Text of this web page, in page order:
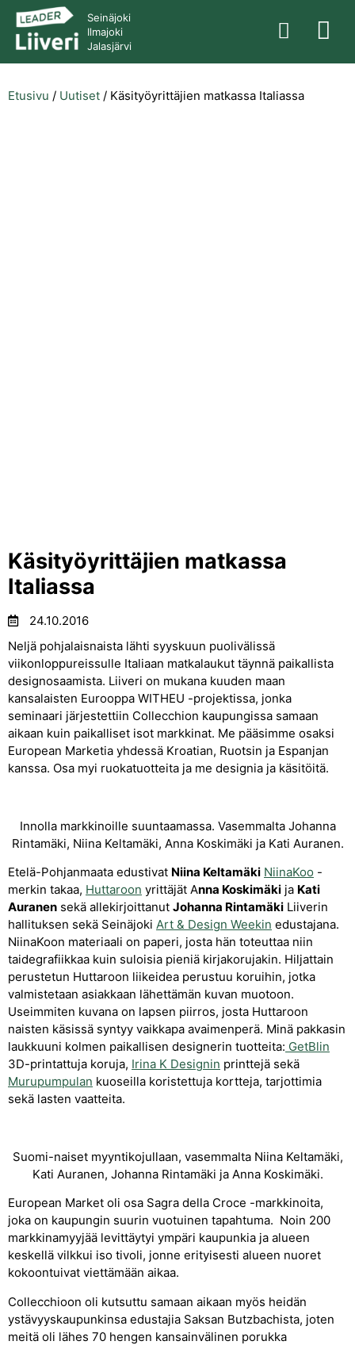
Seinäjoki
Ilmajoki
Jalasjärvi
Etusivu / Uutiset / Käsityöyrittäjien matkassa Italiassa
Käsityöyrittäjien matkassa
Italiassa
24.10.2016
Neljä pohjalaisnaista lähti syyskuun puolivälissä
viikonloppureissulle Italiaan matkalaukut täynnä paikallista
designosaamista. Liiveri on mukana kuuden maan
kansalaisten Eurooppa WITHEU -projektissa, jonka
seminaari järjestettiin Collecchion kaupungissa samaan
aikaan kuin paikalliset isot markkinat. Me pääsimme osaksi
European Marketia yhdessä Kroatian, Ruotsin ja Espanjan
kanssa. Osa myi ruokatuotteita ja me designia ja käsitöitä.
Innolla markkinoille suuntaamassa. Vasemmalta Johanna
Rintamäki, Niina Keltamäki, Anna Koskimäki ja Kati Auranen.
Etelä-Pohjanmaata edustivat Niina Keltamäki NiinaKoo -
merkin takaa, Huttaroon yrittäjät Anna Koskimäki ja Kati
Auranen sekä allekirjoittanut Johanna Rintamäki Liiverin
hallituksen sekä Seinäjoki Art & Design Weekin edustajana.
NiinaKoon materiaali on paperi, josta hän toteuttaa niin
taidegrafiikkaa kuin suloisia pieniä kirjakorujakin. Hiljattain
perustetun Huttaroon liikeidea perustuu koruihin, jotka
valmistetaan asiakkaan lähettämän kuvan muotoon.
Useimmiten kuvana on lapsen piirros, josta Huttaroon
naisten käsissä syntyy vaikkapa avaimenperä. Minä pakkasin
laukkuuni kolmen paikallisen designerin tuotteita: GetBlin
3D-printattuja koruja, Irina K Designin printtejä sekä
Murupumpulan kuoseilla koristettuja kortteja, tarjottimia
sekä lasten vaatteita.
Suomi-naiset myyntikojullaan, vasemmalta Niina Keltamäki,
Kati Auranen, Johanna Rintamäki ja Anna Koskimäki.
European Market oli osa Sagra della Croce -markkinoita,
joka on kaupungin suurin vuotuinen tapahtuma. Noin 200
markkinamyyjää levittäytyi ympäri kaupunkia ja alueen
keskellä vilkkui iso tivoli, jonne erityisesti alueen nuoret
kokoontuivat viettämään aikaa.
Collecchioon oli kutsuttu samaan aikaan myös heidän
ystävyyskaupunkinsa edustajia Saksan Butzbachista, joten
meitä oli lähes 70 hengen kansainvälinen porukka